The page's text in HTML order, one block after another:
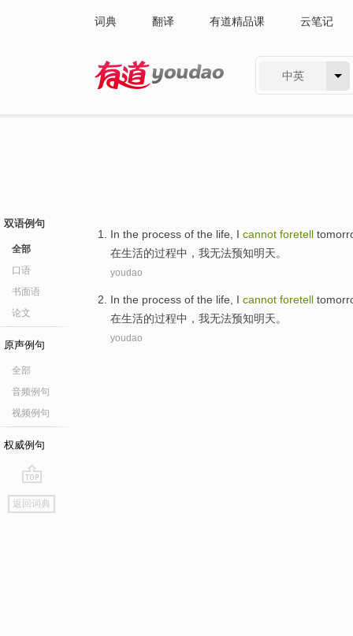
词典 翻译 有道精品课 云笔记
中英
双语例句
全部
口语
书面语
论文
原声例句
全部
音频例句
视频例句
权威例句
go
top
返回词典
In the process of the life I cannot foretell
在生活的过程中， 我无法预知明天。
youdao
In the process of the life I cannot foretell
在生活的过程中， 我无法预知明天。
youdao